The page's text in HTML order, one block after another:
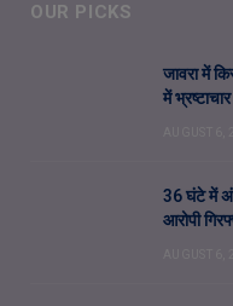
OUR PICKS
जावरा में
में
36 घंटे में
आरोपी